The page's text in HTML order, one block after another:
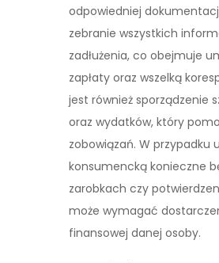
odpowiedniej
zebranie wszystkich
zadłużenia, co obejmuje
zapłaty oraz wszelką
jest również sporządzenie
oraz wydatków, który
zobowiązań. W przypadku
konsumencką konieczne
zarobkach czy
może wymagać
finansowej danej osoby.